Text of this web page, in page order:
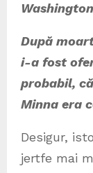
După
i-a fost
probabil,
Minna era
Desigur,
jertfe mai